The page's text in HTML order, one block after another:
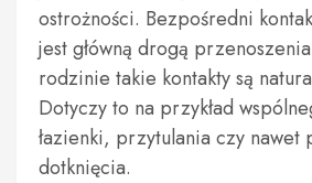
ostrożności. Bezpośredni
jest główną drogą
rodzinie takie kontakty są
Dotyczy to na przykład
łazienki, przytulania czy nawet
dotknięcia.